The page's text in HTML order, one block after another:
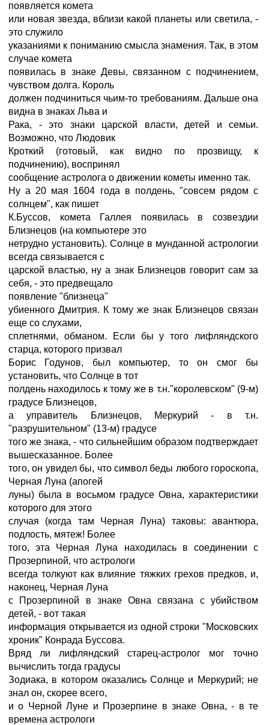
появляется комета
или новая звезда, вблизи какой планеты или светила, -
это служило
указаниями к пониманию смысла знамения. Так, в этом
случае комета
появилась в знаке Девы, связанном с подчинением,
чувством долга. Король
должен подчиниться чьим-то требованиям. Дальше она
видна в знаках Льва и
Рака, - это знаки царской власти, детей и семьи.
Возможно, что Людовик
Кроткий (готовый, как видно по прозвищу, к
подчинению), воспринял
сообщение астролога о движении кометы именно так.
Hу а 20 мая 1604 года в полдень, "совсем рядом с
солнцем", как пишет
К.Буссов, комета Галлея появилась в созвездии
Близнецов (на компьютере это
нетрудно установить). Солнце в мунданной астрологии
всегда связывается с
царской властью, ну а знак Близнецов говорит сам за
себя, - это предвещало
появление "близнеца"
убиенного Дмитрия. К тому же знак Близнецов связан
еще со слухами,
сплетнями, обманом. Если бы у того лифляндского
старца, которого призвал
Борис Годунов, был компьютер, то он смог бы
установить, что Солнце в тот
полдень находилось к тому же в т.н."королевском" (9-м)
градусе Близнецов,
а управитель Близнецов, Меркурий - в т.н.
"разрушительном" (13-м) градусе
того же знака, - что сильнейшим образом подтверждает
вышесказанное. Более
того, он увидел бы, что символ беды любого гороскопа,
Черная Луна (апогей
луны) была в восьмом градусе Овна, характеристики
которого для этого
случая (когда там Черная Луна) таковы: авантюра,
подлость, мятеж! Более
того, эта Черная Луна находилась в соединении с
Прозерпиной, что астрологи
всегда толкуют как влияние тяжких грехов предков, и,
наконец, Черная Луна
с Прозерпиной в знаке Овна связана с убийством
детей, - вот такая
информация открывается из одной строки "Московских
хроник" Конрада Буссова.
Вряд ли лифляндский старец-астролог мог точно
вычислить тогда градусы
Зодиака, в котором оказались Солнце и Меркурий; не
знал он, скорее всего,
и о Черной Луне и Прозерпине в знаке Овна, - в те
времена астрологи